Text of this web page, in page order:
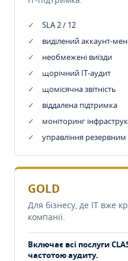
SLA 2 / 12
виділений аккаунт-
необмежені виїзди
щорічний IT-аудит
щомісячна звітність
віддалена підтримка
моніторинг
управління
GOLD
Для бізнесу, де IT вже
компанії.
Включає всі послуги
частотою аудиту.